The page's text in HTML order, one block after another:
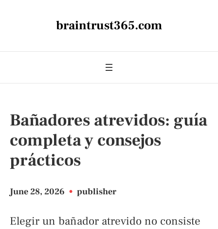
braintrust365.com
Bañadores atrevidos: guía
completa y consejos
prácticos
June 28, 2026 • publisher
Elegir un bañador atrevido no consiste